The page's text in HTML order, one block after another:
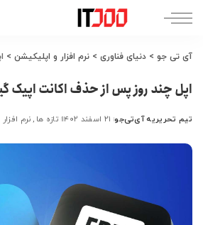
آی تی جو > دنیای فناوری > نرم افزار و اپلیکیشن >
اپل چند روز پس از حذف اکانت اپیک
ارسال
توسط
تیم تحریریه آی‌تی‌جو ۲۱ اسفند ۱۴۰۲ تازه ها نرم